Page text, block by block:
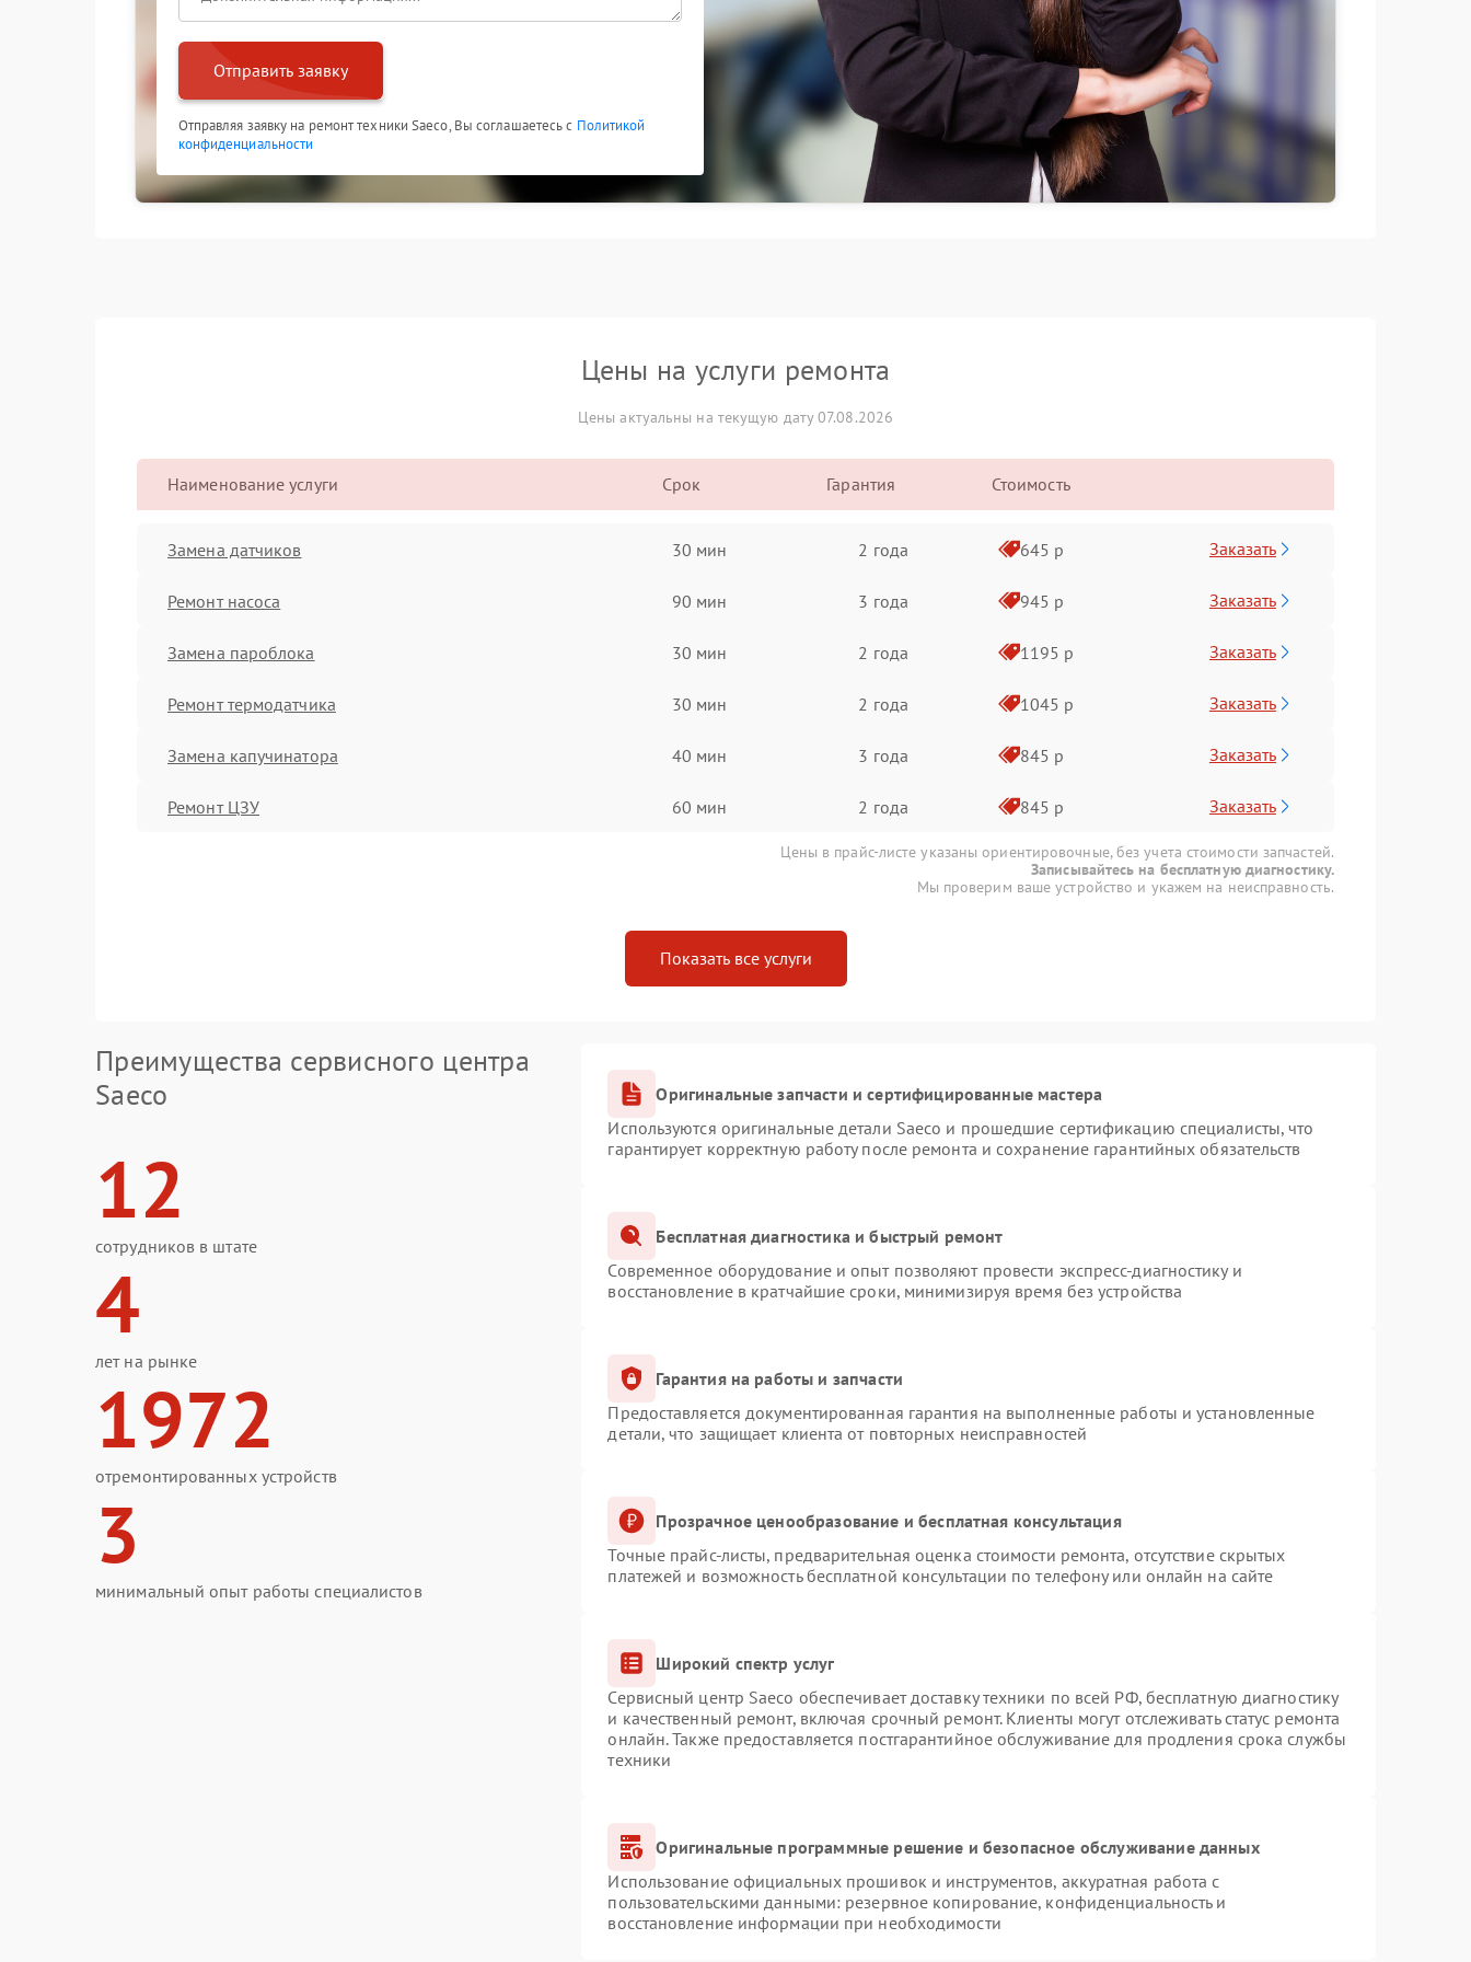
Отправить заявку
Отправляя заявку на ремонт техники Saeco, Вы соглашаетесь с Политикой
конфиденциальности
Цены на услуги ремонта
Цены актуальны на текущую дату 07.08.2026
Наименование услуги Срок Гарантия Стоимость
Замена датчиков 30 мин 2 года 645 р Заказать
Ремонт насоса 90 мин 3 года 945 р Заказать
Замена пароблока 30 мин 2 года 1195 р Заказать
Ремонт термодатчика 30 мин 2 года 1045 р Заказать
Замена капучинатора 40 мин 3 года 845 р Заказать
Ремонт ЦЗУ 60 мин 2 года 845 р Заказать
Цены в прайс-листе указаны ориентировочные, без учета стоимости запчастей.
Записывайтесь на бесплатную диагностику.
Мы проверим ваше устройство и укажем на неисправность.
Показать все услуги
Преимущества сервисного центра
Saeco
12
сотрудников в штате
4
лет на рынке
1972
отремонтированных устройств
3
минимальный опыт работы специалистов
Оригинальные запчасти и сертифицированные мастера
Используются оригинальные детали Saeco и прошедшие сертификацию специалисты, что
гарантирует корректную работу после ремонта и сохранение гарантийных обязательств
Бесплатная диагностика и быстрый ремонт
Современное оборудование и опыт позволяют провести экспресс-диагностику и
восстановление в кратчайшие сроки, минимизируя время без устройства
Гарантия на работы и запчасти
Предоставляется документированная гарантия на выполненные работы и установленные
детали, что защищает клиента от повторных неисправностей
Прозрачное ценообразование и бесплатная консультация
Точные прайс-листы, предварительная оценка стоимости ремонта, отсутствие скрытых
платежей и возможность бесплатной консультации по телефону или онлайн на сайте
Широкий спектр услуг
Сервисный центр Saeco обеспечивает доставку техники по всей РФ, бесплатную диагностику
и качественный ремонт, включая срочный ремонт. Клиенты могут отслеживать статус ремонта
онлайн. Также предоставляется постгарантийное обслуживание для продления срока службы
техники
Оригинальные программные решение и безопасное обслуживание данных
Использование официальных прошивок и инструментов, аккуратная работа с
пользовательскими данными: резервное копирование, конфиденциальность и
восстановление информации при необходимости